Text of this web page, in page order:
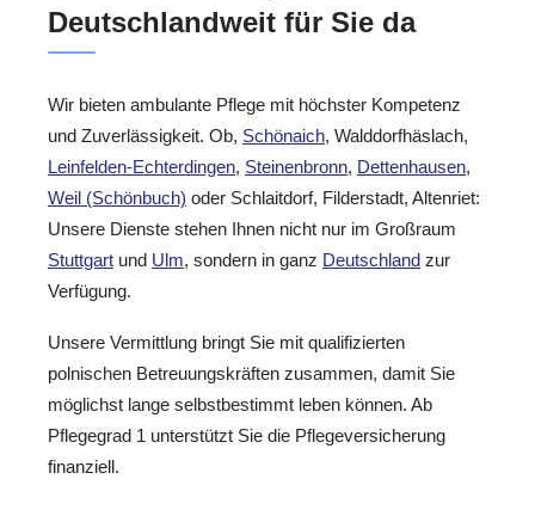
Deutschlandweit für Sie da
Wir bieten ambulante Pflege mit höchster Kompetenz
und Zuverlässigkeit. Ob, Schönaich, Walddorfhäslach,
Leinfelden-Echterdingen, Steinenbronn, Dettenhausen,
Weil (Schönbuch) oder Schlaitdorf, Filderstadt, Altenriet:
Unsere Dienste stehen Ihnen nicht nur im Großraum
Stuttgart und Ulm, sondern in ganz Deutschland zur
Verfügung.
Unsere Vermittlung bringt Sie mit qualifizierten
polnischen Betreuungskräften zusammen, damit Sie
möglichst lange selbstbestimmt leben können. Ab
Pflegegrad 1 unterstützt Sie die Pflegeversicherung
finanziell.